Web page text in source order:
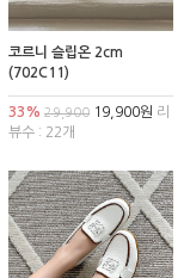
코르니 슬립온 2cm
(702C11)
33% 29,900 19,900원 리
뷰수 : 22개